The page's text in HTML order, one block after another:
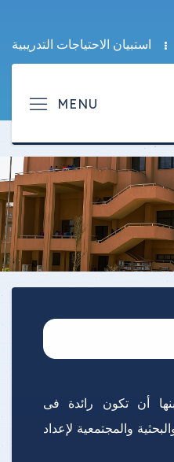
استبيان الاحتياجات التدريبية
أن تكون رائدة فى
والمجتمعية لإعداد